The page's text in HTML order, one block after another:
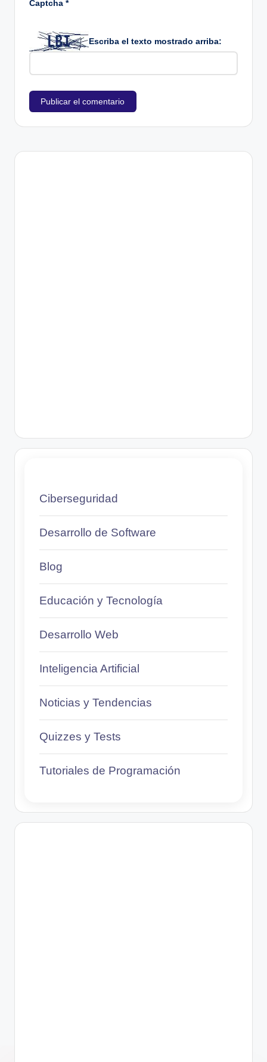
Captcha *
Escriba el texto mostrado arriba:
Ciberseguridad
Desarrollo de Software
Blog
Educación y Tecnología
Desarrollo Web
Inteligencia Artificial
Noticias y Tendencias
Quizzes y Tests
Tutoriales de Programación